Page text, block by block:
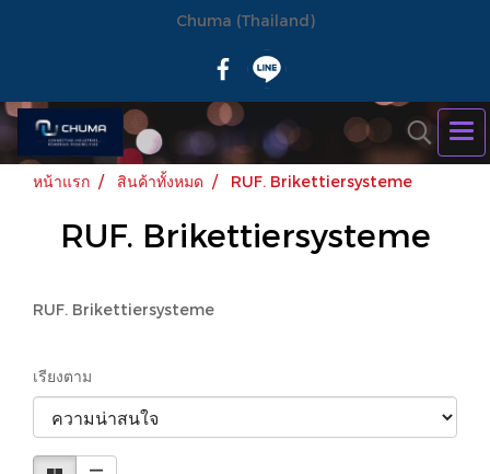
Chuma (Thailand)
หน้าแรก สินค้าทั้งหมด RUF. Brikettiersysteme
RUF. Brikettiersysteme
RUF. Brikettiersysteme
เรียงตาม